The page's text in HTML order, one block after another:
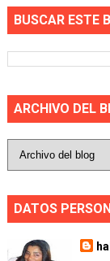
BUSCAR ESTE
ARCHIVO DEL
DATOS